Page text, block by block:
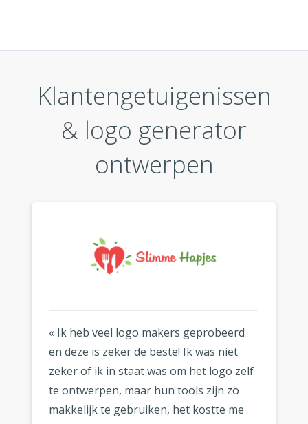
Klantengetuigenissen
& logo generator
ontwerpen
« Ik heb veel logo makers geprobeerd
en deze is zeker de beste! Ik was niet
zeker of ik in staat was om het logo zelf
te ontwerpen, maar hun tools zijn zo
makkelijk te gebruiken, het kostte me